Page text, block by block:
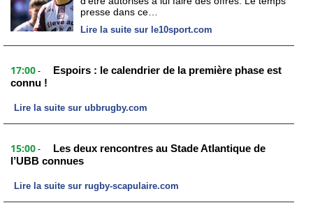
presse dans ce…
Lire la suite sur le10sport.com
17:00 -
Espoirs : le calendrier de la première phase est
connu !
Lire la suite sur ubbrugby.com
15:00 -
Les deux rencontres au Stade Atlantique de
l’UBB connues
Lire la suite sur rugby-scapulaire.com